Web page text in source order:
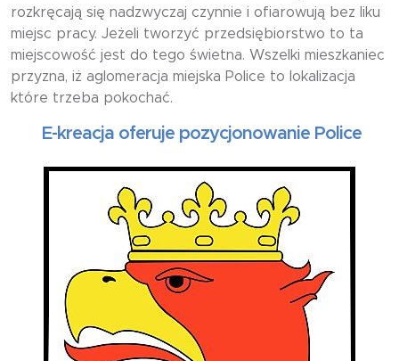
rozkręcają się nadzwyczaj czynnie i ofiarowują bez liku
miejsc pracy. Jeżeli tworzyć przedsiębiorstwo to ta
miejscowość jest do tego świetna. Wszelki mieszkaniec
przyzna, iż aglomeracja miejska Police to lokalizacja
które trzeba pokochać.
E-kreacja oferuje pozycjonowanie Police